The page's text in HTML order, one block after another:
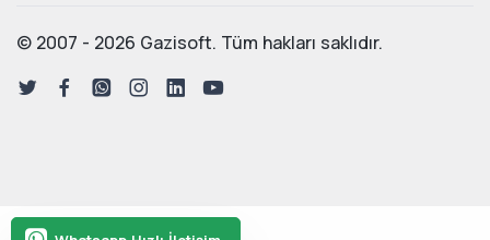
© 2007 - 2026 Gazisoft. Tüm hakları saklıdır.